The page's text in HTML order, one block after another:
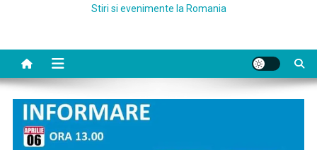
Stiri si evenimente la Romania